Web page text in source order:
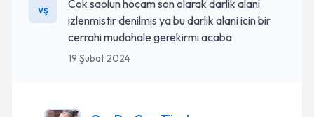
vş
Cok saolun hocam son olarak darlik alani
izlenmistir denilmis ya bu darlik alani icin bir
cerrahi mudahale gerekirmi acaba
19 Şubat 2024